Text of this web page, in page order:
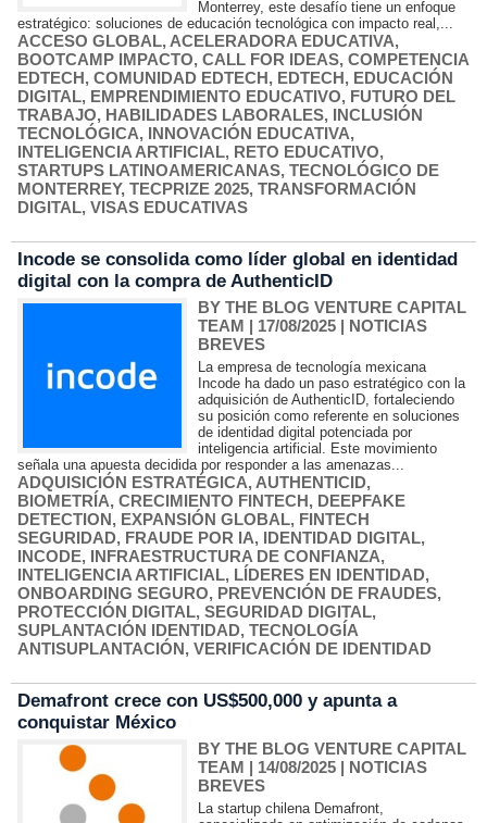
Monterrey, este desafío tiene un enfoque
estratégico: soluciones de educación tecnológica con impacto real,...
ACCESO GLOBAL, ACELERADORA EDUCATIVA,
BOOTCAMP IMPACTO, CALL FOR IDEAS, COMPETENCIA
EDTECH, COMUNIDAD EDTECH, EDTECH, EDUCACIÓN
DIGITAL, EMPRENDIMIENTO EDUCATIVO, FUTURO DEL
TRABAJO, HABILIDADES LABORALES, INCLUSIÓN
TECNOLÓGICA, INNOVACIÓN EDUCATIVA,
INTELIGENCIA ARTIFICIAL, RETO EDUCATIVO,
STARTUPS LATINOAMERICANAS, TECNOLÓGICO DE
MONTERREY, TECPRIZE 2025, TRANSFORMACIÓN
DIGITAL, VISAS EDUCATIVAS
Incode se consolida como líder global en identidad
digital con la compra de AuthenticID
BY THE BLOG VENTURE CAPITAL
TEAM | 17/08/2025 | NOTICIAS
BREVES
La empresa de tecnología mexicana
Incode ha dado un paso estratégico con la
adquisición de AuthenticID, fortaleciendo
su posición como referente en soluciones
de identidad digital potenciada por
inteligencia artificial. Este movimiento
señala una apuesta decidida por responder a las amenazas...
ADQUISICIÓN ESTRATÉGICA, AUTHENTICID,
BIOMETRÍA, CRECIMIENTO FINTECH, DEEPFAKE
DETECTION, EXPANSIÓN GLOBAL, FINTECH
SEGURIDAD, FRAUDE POR IA, IDENTIDAD DIGITAL,
INCODE, INFRAESTRUCTURA DE CONFIANZA,
INTELIGENCIA ARTIFICIAL, LÍDERES EN IDENTIDAD,
ONBOARDING SEGURO, PREVENCIÓN DE FRAUDES,
PROTECCIÓN DIGITAL, SEGURIDAD DIGITAL,
SUPLANTACIÓN IDENTIDAD, TECNOLOGÍA
ANTISUPLANTACIÓN, VERIFICACIÓN DE IDENTIDAD
Demafront crece con US$500,000 y apunta a
conquistar México
BY THE BLOG VENTURE CAPITAL
TEAM | 14/08/2025 | NOTICIAS
BREVES
La startup chilena Demafront,